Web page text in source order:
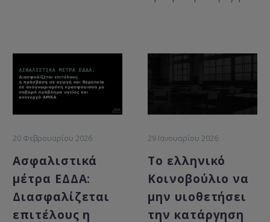
δικαστική απόφαση
20 Φεβρουαρίου 2026
Ασφαλιστικά
μέτρα ΕΔΔΑ:
Διασφαλίζεται
επιτέλους η
29 Ιανουαρίου 2026
Το ελληνικό
Κοινοβούλιο να
μην υιοθετήσει
την κατάργηση